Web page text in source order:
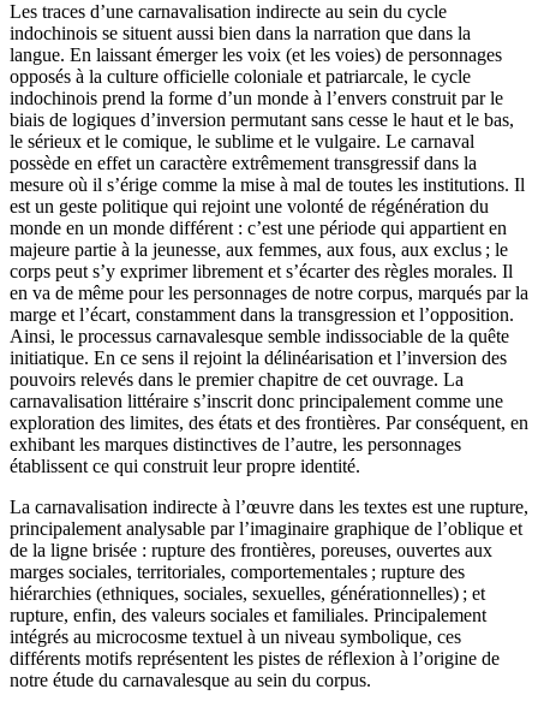
Les traces d’une carnavalisation indirecte au sein du cycle
indochinois se situent aussi bien dans la narration que dans la
langue. En laissant émerger les voix (et les voies) de personnages
opposés à la culture officielle coloniale et patriarcale, le cycle
indochinois prend la forme d’un monde à l’envers construit par le
biais de logiques d’inversion permutant sans cesse le haut et le bas,
le sérieux et le comique, le sublime et le vulgaire. Le carnaval
possède en effet un caractère extrêmement transgressif dans la
mesure où il s’érige comme la mise à mal de toutes les institutions. Il
est un geste politique qui rejoint une volonté de régénération du
monde en un monde différent : c’est une période qui appartient en
majeure partie à la jeunesse, aux femmes, aux fous, aux exclus ; le
corps peut s’y exprimer librement et s’écarter des règles morales. Il
en va de même pour les personnages de notre corpus, marqués par la
marge et l’écart, constamment dans la transgression et l’opposition.
Ainsi, le processus carnavalesque semble indissociable de la quête
initiatique. En ce sens il rejoint la délinéarisation et l’inversion des
pouvoirs relevés dans le premier chapitre de cet ouvrage. La
carnavalisation littéraire s’inscrit donc principalement comme une
exploration des limites, des états et des frontières. Par conséquent, en
exhibant les marques distinctives de l’autre, les personnages
établissent ce qui construit leur propre identité.
La carnavalisation indirecte à l’œuvre dans les textes est une rupture,
principalement analysable par l’imaginaire graphique de l’oblique et
de la ligne brisée : rupture des frontières, poreuses, ouvertes aux
marges sociales, territoriales, comportementales ; rupture des
hiérarchies (ethniques, sociales, sexuelles, générationnelles) ; et
rupture, enfin, des valeurs sociales et familiales. Principalement
intégrés au microcosme textuel à un niveau symbolique, ces
différents motifs représentent les pistes de réflexion à l’origine de
notre étude du carnavalesque au sein du corpus.